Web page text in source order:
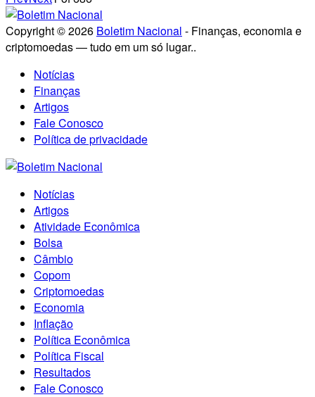
Copyright © 2026 Boletim Nacional - Finanças, economia e
criptomoedas — tudo em um só lugar..
Notícias
Finanças
Artigos
Fale Conosco
Política de privacidade
Notícias
Artigos
Atividade Econômica
Bolsa
Câmbio
Copom
Criptomoedas
Economia
Inflação
Política Econômica
Política Fiscal
Resultados
Fale Conosco